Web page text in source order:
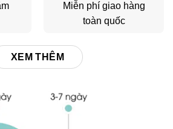
Miễn phí giao hàng
toàn quốc
XEM THÊM